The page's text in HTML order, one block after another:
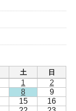
土 日
1
2
8
9
15
16